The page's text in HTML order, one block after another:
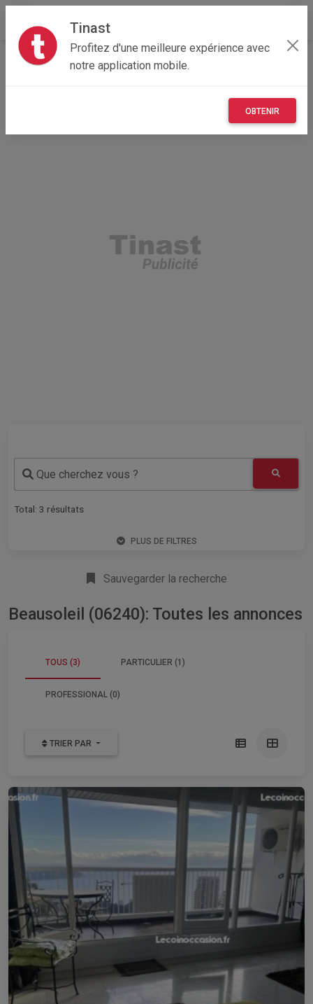
Tinast
Profitez d'une meilleure expérience avec
notre application mobile.
OBTENIR
Accueil Recherche
Provence-Alpes-Côte d'Azur
Que cherchez vous ?
Total: 3 résultats
PLUS DE FILTRES
Sauvegarder la recherche
Beausoleil (06240): Toutes les annonces
TOUS (3) PARTICULIER (1)
PROFESSIONAL (0)
TRIER PAR